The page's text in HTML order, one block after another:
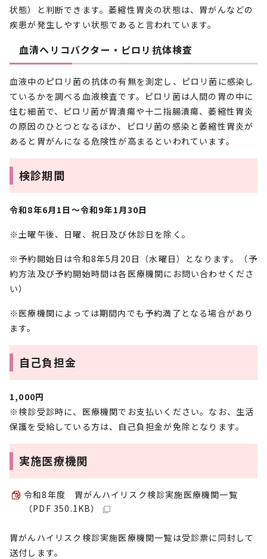
状態）と判断できます。萎縮性胃炎の状態は、胃がんなどの
疾患が発生しやすい状態であると言われています。
血清ヘリコバクター・ピロリ抗体検査
血液中のピロリ菌の抗体の有無を測定し、ピロリ菌に感染し
ているかを調べる血液検査です。ピロリ菌は人間の胃の中に
住む細菌で、ピロリ菌が胃潰瘍や十二指腸潰瘍、萎縮性胃炎
の原因のひとつとなるほか、ピロリ菌の感染と萎縮性胃炎が
あると胃がんになる危険性が高まるといわれています。
検診期間
令和8年6月1日～令和9年1月30日
※土曜午後、日曜、祝日及び休診日を除く。
※予約開始日は令和8年5月20日（水曜日）となります。（予
約方法及び予約開始時間は各医療機関にお問い合わせくださ
い）
※医療機関によっては期間内でも予約満了となる場合があり
ます。
自己負担金
1,000円
※検診受診時に、医療機関でお支払いください。なお、生活
保護を受給している方は、自己負担金が免除となります。
実施医療機関
令和8年度 胃がんハイリスク検診実施医療機関一覧
（PDF 350.1KB）
胃がんハイリスク検診実施医療機関一覧は受診票に同封して
送付します。